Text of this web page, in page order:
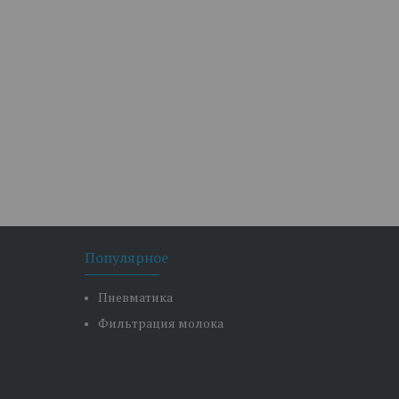
Популярное
Пневматика
Фильтрация молока